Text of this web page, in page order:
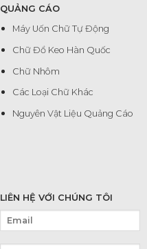
QUẢNG CÁO
Máy Uốn Chữ Tự Động
Chữ Đổ Keo Hàn Quốc
Chữ Nhôm
Các Loại Chữ Khác
Nguyên Vật Liệu Quảng Cáo
LIÊN HỆ VỚI CHÚNG TÔI